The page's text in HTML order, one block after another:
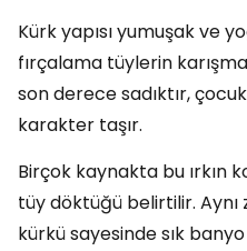
Kürk yapısı yumuşak ve
fırçalama tüylerin
son derece sadıktır,
karakter taşır.
Birçok kaynakta bu ırkın
tüy döktüğü belirtilir.
kürkü sayesinde sık